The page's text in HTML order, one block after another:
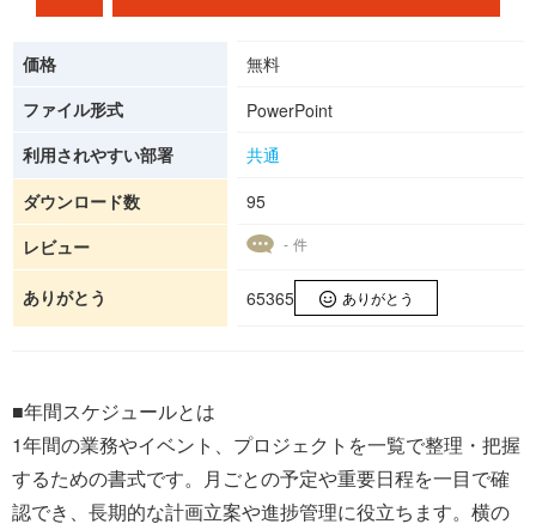
価格
無料
ファイル形式
PowerPoint
利用されやすい部署
共通
ダウンロード数
95
レビュー
- 件
ありがとう 65365 ありがとう
■年間スケジュールとは
1年間の業務やイベント、プロジェクトを一覧で整理・把握
するための書式です。月ごとの予定や重要日程を一目で確
認でき、長期的な計画立案や進捗管理に役立ちます。横の